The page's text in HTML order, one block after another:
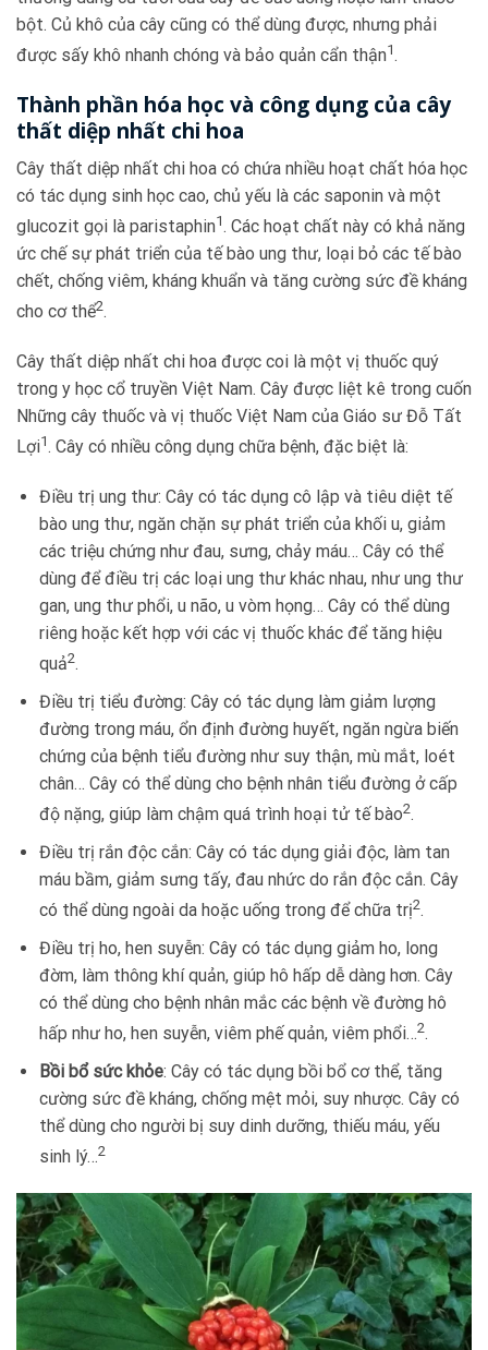
bột. Củ khô của cây cũng có thể dùng được, nhưng phải
được sấy khô nhanh chóng và bảo quản cẩn thận1.
Thành phần hóa học và công dụng của cây
thất diệp nhất chi hoa
Cây thất diệp nhất chi hoa có chứa nhiều hoạt chất hóa học
có tác dụng sinh học cao, chủ yếu là các saponin và một
glucozit gọi là paristaphin1. Các hoạt chất này có khả năng
ức chế sự phát triển của tế bào ung thư, loại bỏ các tế bào
chết, chống viêm, kháng khuẩn và tăng cường sức đề kháng
cho cơ thể2.
Cây thất diệp nhất chi hoa được coi là một vị thuốc quý
trong y học cổ truyền Việt Nam. Cây được liệt kê trong cuốn
Những cây thuốc và vị thuốc Việt Nam của Giáo sư Đỗ Tất
Lợi1. Cây có nhiều công dụng chữa bệnh, đặc biệt là:
Điều trị ung thư: Cây có tác dụng cô lập và tiêu diệt tế
bào ung thư, ngăn chặn sự phát triển của khối u, giảm
các triệu chứng như đau, sưng, chảy máu… Cây có thể
dùng để điều trị các loại ung thư khác nhau, như ung thư
gan, ung thư phổi, u não, u vòm họng… Cây có thể dùng
riêng hoặc kết hợp với các vị thuốc khác để tăng hiệu
quả2.
Điều trị tiểu đường: Cây có tác dụng làm giảm lượng
đường trong máu, ổn định đường huyết, ngăn ngừa biến
chứng của bệnh tiểu đường như suy thận, mù mắt, loét
chân… Cây có thể dùng cho bệnh nhân tiểu đường ở cấp
độ nặng, giúp làm chậm quá trình hoại tử tế bào2.
Điều trị rắn độc cắn: Cây có tác dụng giải độc, làm tan
máu bầm, giảm sưng tấy, đau nhức do rắn độc cắn. Cây
có thể dùng ngoài da hoặc uống trong để chữa trị2.
Điều trị ho, hen suyễn: Cây có tác dụng giảm ho, long
đờm, làm thông khí quản, giúp hô hấp dễ dàng hơn. Cây
có thể dùng cho bệnh nhân mắc các bệnh về đường hô
hấp như ho, hen suyễn, viêm phế quản, viêm phổi…2.
Bồi bổ sức khỏe: Cây có tác dụng bồi bổ cơ thể, tăng
cường sức đề kháng, chống mệt mỏi, suy nhược. Cây có
thể dùng cho người bị suy dinh dưỡng, thiếu máu, yếu
sinh lý…2